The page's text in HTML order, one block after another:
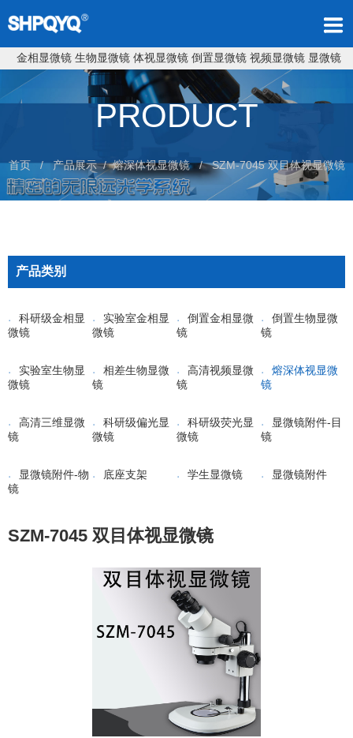
金相显微镜 生物显微镜 体视显微镜 倒置显微镜 视频显微镜 显微镜
PRODUCT
首页/ 产品展示 /熔深体视显微镜/SZM-7045 双目体视显微镜
产品类别
科研级金相显
微镜
实验室金相显
微镜
倒置金相显微
镜
倒置生物显微
镜
实验室生物显
微镜
相差生物显微
镜
高清视频显微
镜
熔深体视显微
镜
高清三维显微
镜
科研级偏光显
微镜
科研级荧光显
微镜
显微镜附件-目
镜
显微镜附件-物
镜
底座支架 学生显微镜 显微镜附件
SZM-7045 双目体视显微镜